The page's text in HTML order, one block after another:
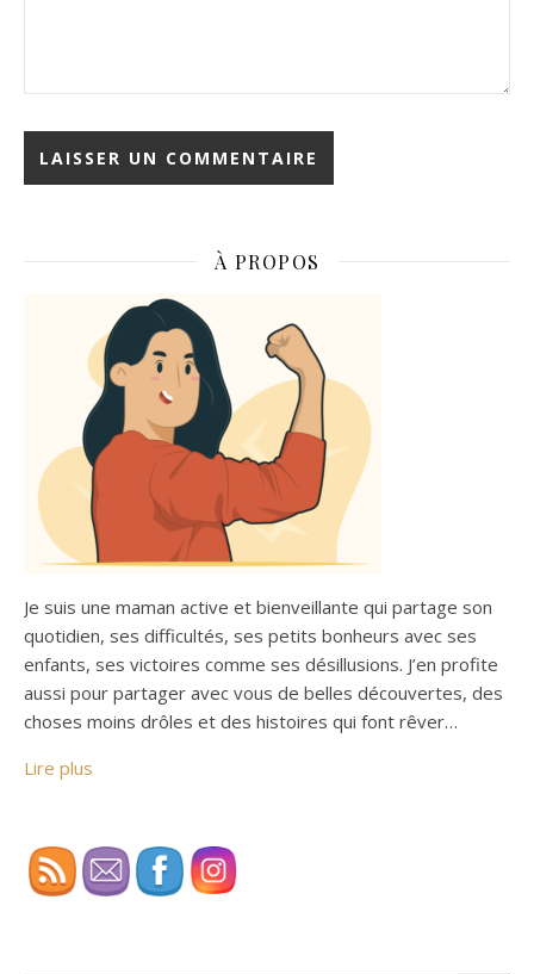
À PROPOS
Je suis une maman active et bienveillante qui partage son
quotidien, ses difficultés, ses petits bonheurs avec ses
enfants, ses victoires comme ses désillusions. J’en profite
aussi pour partager avec vous de belles découvertes, des
choses moins drôles et des histoires qui font rêver…
Lire plus